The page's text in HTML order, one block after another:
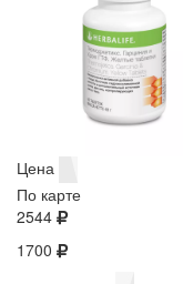
Цена
По карте
2544
1700